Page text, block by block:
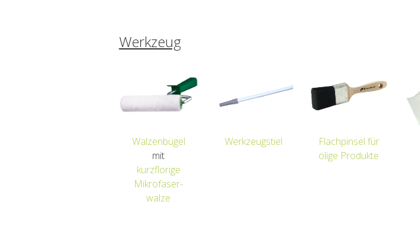
Werkzeug
Walzenbügel
mit
kurzflorige
Mikrofaser-
walze
Werkzeugstiel
Flachpinsel für
ölige Produkte